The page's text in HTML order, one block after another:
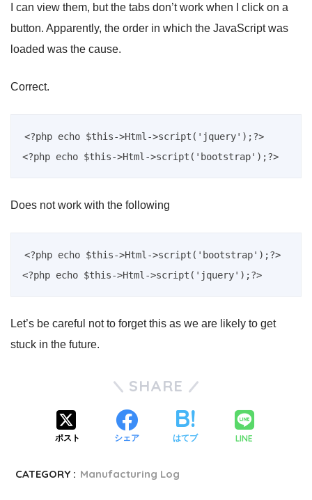
I can view them, but the tabs don’t work when I click on a
button. Apparently, the order in which the JavaScript was
loaded was the cause.
Correct.
<?php echo $this->Html->script('jquery');?>
Does not work with the following
<?php echo $this->Html->script('bootstrap');?>
Let’s be careful not to forget this as we are likely to get
stuck in the future.
SHARE
ポスト シェア はてブ LINE
CATEGORY : Manufacturing Log